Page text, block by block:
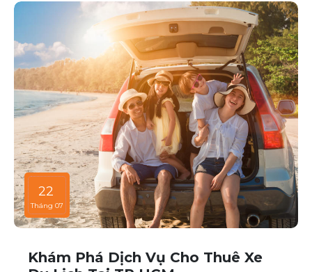
cao điểm khi thuê xe ô tô và những lưu ý để thuê xe
một cách thông minh và tiết kiệm.
22
Tháng 07
Khám Phá Dịch Vụ Cho Thuê Xe